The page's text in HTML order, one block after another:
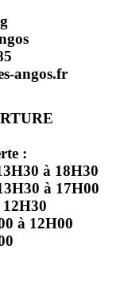
angos.fr
:
à 18H30
à 17H00
à 12H00